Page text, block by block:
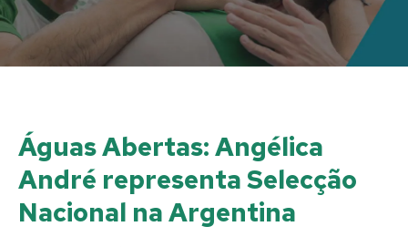
Águas Abertas: Angélica
André representa Selecção
Nacional na Argentina